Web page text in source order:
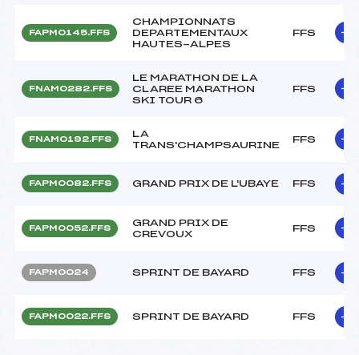
FAPM0145.FFS
CHAMPIONNATS
DEPARTEMENTAUX
HAUTES-ALPES
FFS
FNAM0282.FFS
LE MARATHON DE LA
CLAREE MARATHON
SKI TOUR 6
FFS
FNAM0192.FFS
LA
TRANS'CHAMPSAURINE
FFS
FAPM0082.FFS GRAND PRIX DE L'UBAYE FFS
FAPM0052.FFS
GRAND PRIX DE
CREVOUX
FFS
FAPM0024 SPRINT DE BAYARD FFS
FAPM0022.FFS SPRINT DE BAYARD FFS